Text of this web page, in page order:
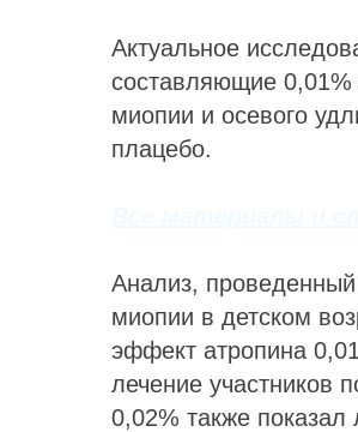
Актуальное
составляющие 0,01%
миопии и осевого
плацебо.
Анализ,
миопии в детском
эффект атропина
лечение участников
0,02% также